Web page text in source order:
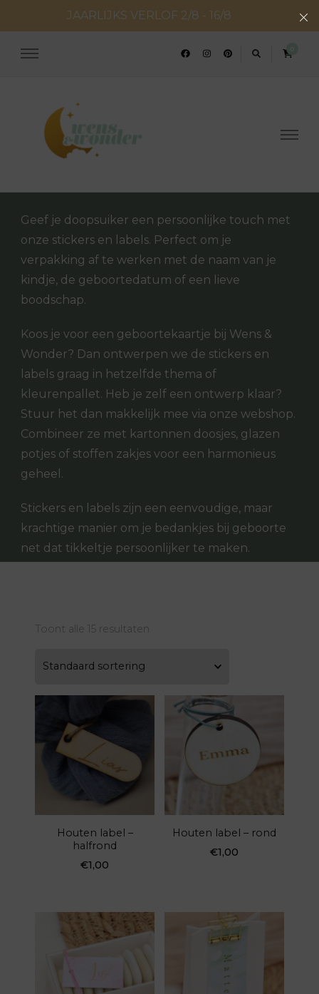
JAARLIJKS VERLOF 2/8 - 16/8
Geboorte- & huwelijksconcepten
Geef je doopsuiker een persoonlijke touch met
onze stickers en labels. Perfect om je
verpakking af te werken met de naam van je
kindje, de geboortedatum of een lieve
boodschap.
Koos je voor een geboortekaartje bij Wens &
Wonder? Dan ontwerpen we de stickers en
labels graag in hetzelfde thema of
kleurenpallet. Heb je zelf een ontwerp klaar?
Stuur het dan makkelijk mee via onze webshop.
Combineer ze met kartonnen doosjes, glazen
potjes of stoffen zakjes voor een harmonieus
geheel.
Stickers en labels zijn een eenvoudige, maar
krachtige manier om je bedankjes bij geboorte
net dat tikkeltje persoonlijker te maken.
Toont alle 15 resultaten
Houten label –
halfrond
€1,00
Houten label – rond
€1,00